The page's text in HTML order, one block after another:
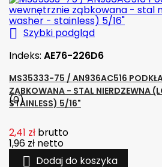
 Szybki podgląd
Indeks: AE76-226D6
MS35333-75 / AN936AC516
ZĄBKOWANA - STAL NIERDZEWNA
STAINLESS) 5/16"
(0)
2,41 zł brutto
1,96 zł netto
 Dodaj do koszyka